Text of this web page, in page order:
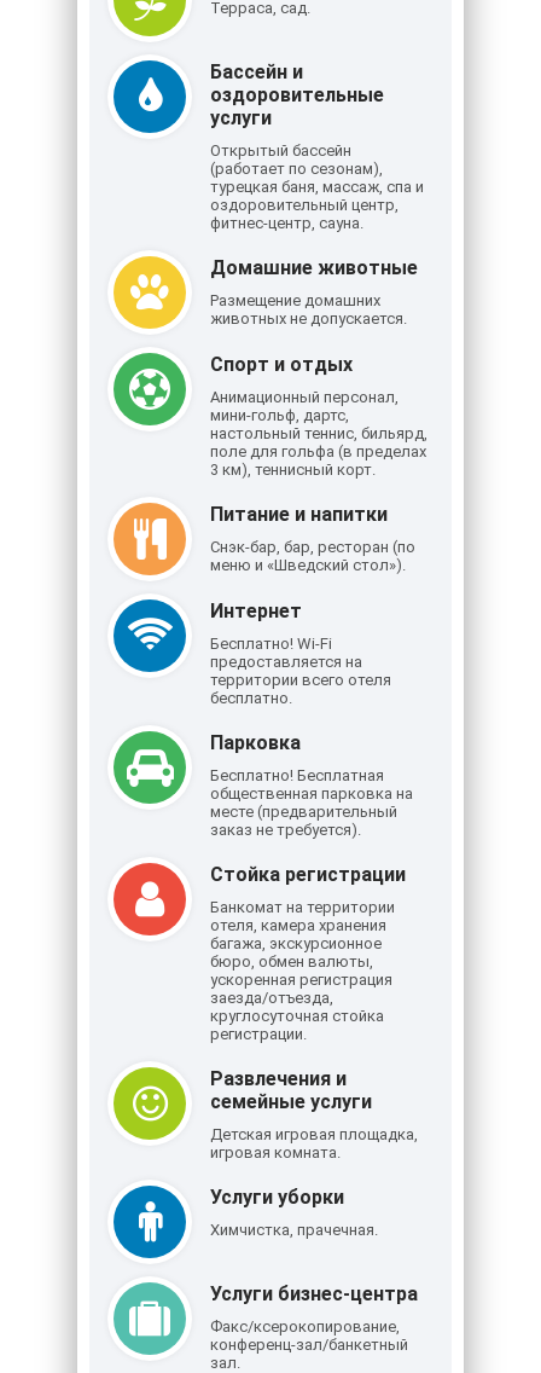
Терраса, сад.
Бассейн и
оздоровительные
услуги
Открытый бассейн
(работает по сезонам),
турецкая баня, массаж, спа и
оздоровительный центр,
фитнес-центр, сауна.
Домашние животные
Размещение домашних
животных не допускается.
Спорт и отдых
Анимационный персонал,
мини-гольф, дартс,
настольный теннис, бильярд,
поле для гольфа (в пределах
3 км), теннисный корт.
Питание и напитки
Снэк-бар, бар, ресторан (по
меню и «Шведский стол»).
Интернет
Бесплатно! Wi-Fi
предоставляется на
территории всего отеля
бесплатно.
Парковка
Бесплатно! Бесплатная
общественная парковка на
месте (предварительный
заказ не требуется).
Стойка регистрации
Банкомат на территории
отеля, камера хранения
багажа, экскурсионное
бюро, обмен валюты,
ускоренная регистрация
заезда/отъезда,
круглосуточная стойка
регистрации.
Развлечения и
семейные услуги
Детская игровая площадка,
игровая комната.
Услуги уборки
Химчистка, прачечная.
Услуги бизнес-центра
Факс/ксерокопирование,
конференц-зал/банкетный
зал.